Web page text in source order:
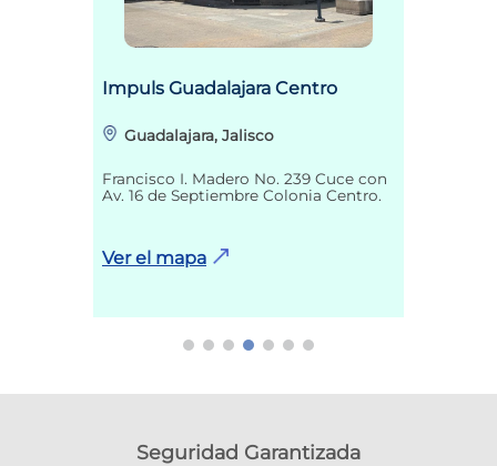
Impuls Guadalajara Centro
Guadalajara, Jalisco
Francisco I. Madero No. 239 Cuce con
Av. 16 de Septiembre Colonia Centro.
Ver el mapa
Seguridad Garantizada